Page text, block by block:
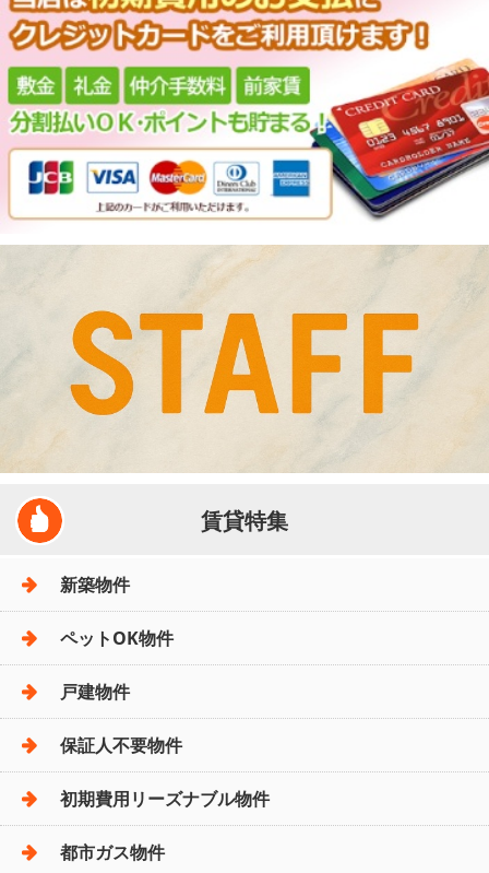
賃貸特集
新築物件
ペットOK物件
戸建物件
保証人不要物件
初期費用リーズナブル物件
都市ガス物件